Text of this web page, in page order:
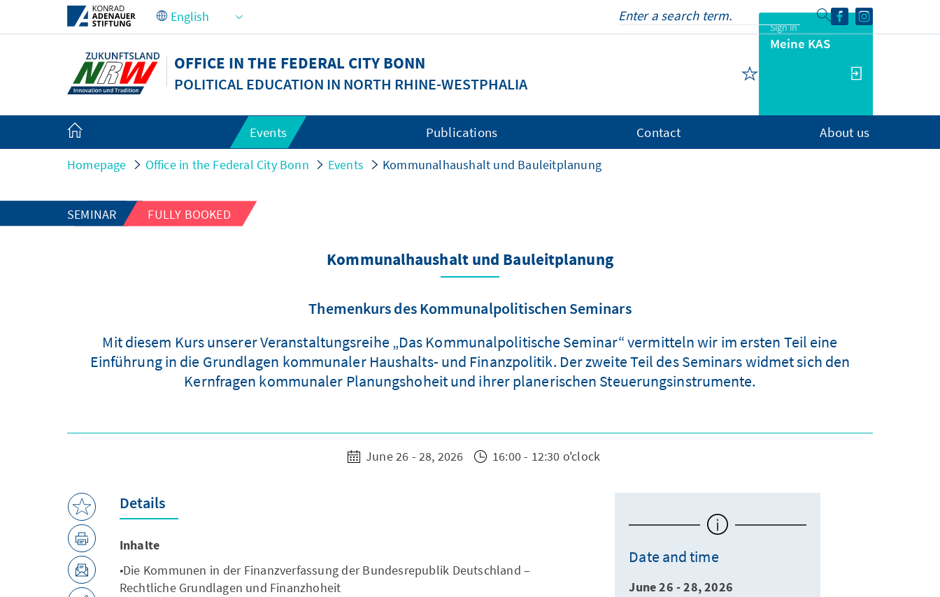
Skip to Main Content
OFFICE IN THE FEDERAL CITY BONN
POLITICAL EDUCATION IN NORTH RHINE-WESTPHALIA
Sign in
Meine KAS
Events Publications Contact About us
Homepage Office in the Federal City Bonn Events Kommunalhaushalt und Bauleitplanung
SEMINAR FULLY BOOKED
Kommunalhaushalt und Bauleitplanung
Themenkurs des Kommunalpolitischen Seminars
Mit diesem Kurs unserer Veranstaltungsreihe „Das Kommunalpolitische Seminar“ vermitteln wir im ersten Teil eine
Einführung in die Grundlagen kommunaler Haushalts- und Finanzpolitik. Der zweite Teil des Seminars widmet sich den
Kernfragen kommunaler Planungshoheit und ihrer planerischen Steuerungsinstrumente.
June 26 - 28, 2026 16:00 - 12:30 o'clock
Details
Inhalte
•Die Kommunen in der Finanzverfassung der Bundesrepublik Deutschland –
Rechtliche Grundlagen und Finanzhoheit
Date and time
June 26 - 28, 2026